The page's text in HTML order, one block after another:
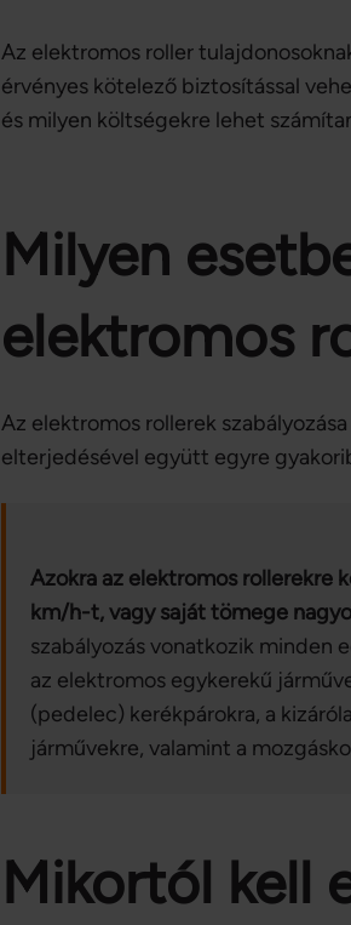
Az elektromos roller
érvényes kötelező biztosítással
és milyen költségekre lehet
Milyen
elektromos
Az elektromos rollerek
elterjedésével együtt egyre
Azokra az elektromos rollerekre
km/h-t, vagy saját tömege
szabályozás vonatkozik minden
az elektromos egykerekű
(pedelec) kerékpárokra, a
járművekre, valamint a
Mikortól kell